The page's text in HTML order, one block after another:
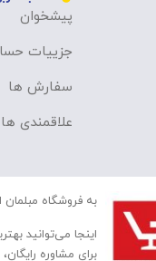
پیشخوان
جزییات
سفارش ها
علاقمندی ها
به فروشگاه مبلمان
اینجا می‌توانید
برای مشاوره